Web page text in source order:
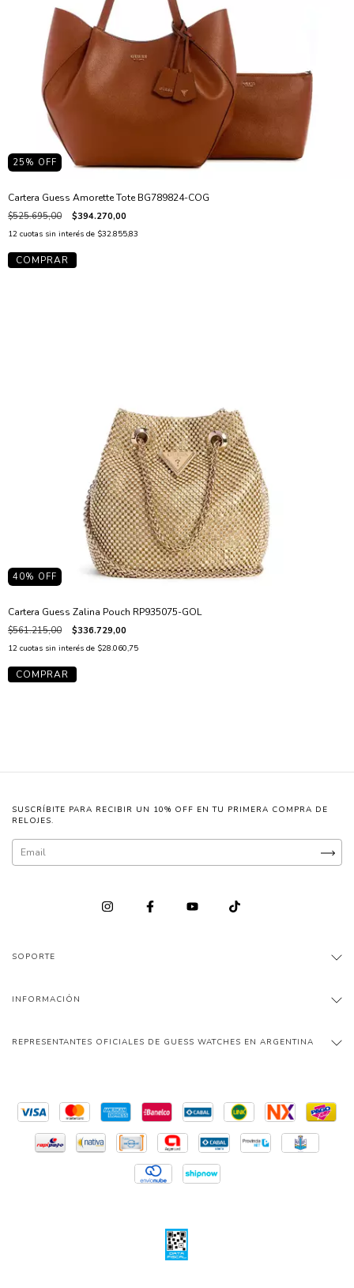
25 % OFF
Cartera Guess Amorette Tote BG789824-COG
$525.695,00 $394.270,00
12 cuotas sin interés de $32.855,83
40% OFF
Cartera Guess Zalina Pouch RP935075-GOL
$561.215,00 $336.729,00
12 cuotas sin interés de $28.060,75
SUSCRÍBITE PARA RECIBIR UN 10% OFF EN TU PRIMERA COMPRA DE
RELOJES.
SOPORTE
INFORMACIÓN
REPRESENTANTES OFICIALES DE GUESS WATCHES EN ARGENTINA